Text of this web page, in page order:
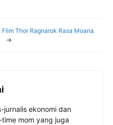
Film Thor Ragnarok Rasa Moana
→
jurnalis ekonomi dan
mom yang juga